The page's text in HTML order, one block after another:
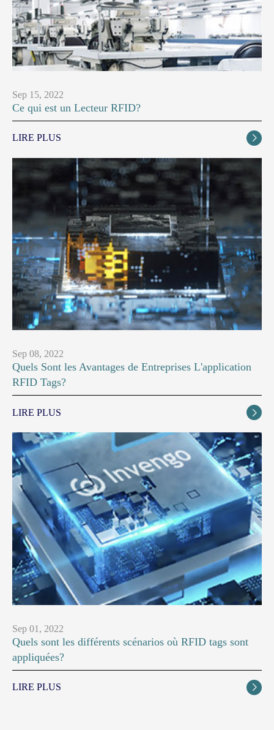
Sep 15, 2022
Ce qui est un Lecteur RFID?
LIRE PLUS 
Sep 08, 2022
Quels Sont les Avantages de Entreprises L'application
RFID Tags?
LIRE PLUS 
Sep 01, 2022
Quels sont les différents scénarios où RFID tags sont
appliquées?
LIRE PLUS 